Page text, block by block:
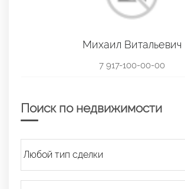
Михаил Витальевич
7 917-100-00-00
Поиск по недвижимости